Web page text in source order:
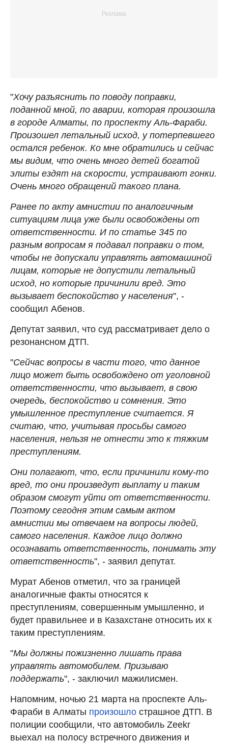
"Хочу разъяснить по поводу поправки,
поданной мной, по аварии, которая произошла
в городе Алматы, по проспекту Аль-Фараби.
Произошел летальный исход, у потерпевшего
остался ребенок. Ко мне обратились и сейчас
мы видим, что очень много детей богатой
элиты ездят на скорости, устраивают гонки.
Очень много обращений такого плана.
Ранее по акту амнистии по аналогичным
ситуациям лица уже были освобождены от
ответственности. И по статье 345 по
разным вопросам я подавал поправки о том,
чтобы не допускали управлять автомашиной
лицам, которые не допустили летальный
исход, но которые причинили вред. Это
вызывает беспокойство у населения", -
сообщил Абенов.
Депутат заявил, что суд рассматривает дело о
резонансном ДТП.
"Сейчас вопросы в части того, что данное
лицо может быть освобождено от уголовной
ответственности, что вызывает, в свою
очередь, беспокойство и сомнения. Это
умышленное преступление считается. Я
считаю, что, учитывая просьбы самого
населения, нельзя не отнести это к тяжким
преступлениям.
Они полагают, что, если причинили кому-то
вред, то они произведут выплату и таким
образом смогут уйти от ответственности.
Поэтому сегодня этим самым актом
амнистии мы отвечаем на вопросы людей,
самого населения. Каждое лицо должно
осознавать ответственность, понимать эту
ответственность", - заявил депутат.
Мурат Абенов отметил, что за границей
аналогичные факты относятся к
преступлениям, совершенным умышленно, и
будет правильнее и в Казахстане относить их к
таким преступлениям.
"Мы должны пожизненно лишать права
управлять автомобилем. Призываю
поддержать", - заключил мажилисмен.
Напомним, ночью 21 марта на проспекте Аль-
Фараби в Алматы произошло страшное ДТП. В
полиции сообщили, что автомобиль Zeekr
выехал на полосу встречного движения и